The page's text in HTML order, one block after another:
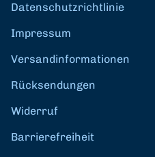
Datenschutzrichtlinie
Impressum
Versandinformationen
Rücksendungen
Widerruf
Barrierefreiheit